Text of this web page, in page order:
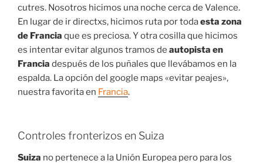
cutres. Nosotros hicimos una noche cerca de Valence.
En lugar de ir directxs, hicimos ruta por todaesta zona
de Francia que es preciosa. Y otra cosilla que hicimos
es intentar evitar algunos tramos de autopista en
Francia después de los puñales que llevábamos en la
espalda. La opción del google maps «evitar peajes»,
nuestra favorita en Francia.
Controles fronterizos en Suiza
Suiza no pertenece a la Unión Europea pero para los